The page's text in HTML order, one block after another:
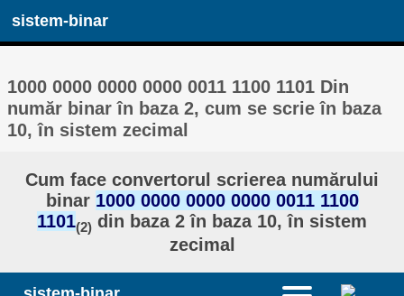
sistem-binar
1000 0000 0000 0000 0011 1100 1101 Din
număr binar în baza 2, cum se scrie în baza
10, în sistem zecimal
Cum face convertorul scrierea numărului
binar 1000 0000 0000 0000 0011 1100
1101(2) din baza 2 în baza 10, în sistem
zecimal